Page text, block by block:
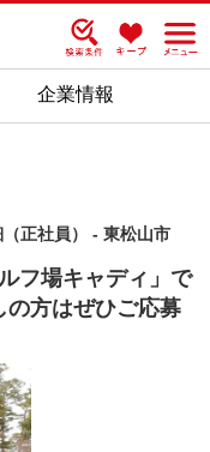
企業情報
正社員） - 東松山市
フ場キャディ」で
方はぜひご応募